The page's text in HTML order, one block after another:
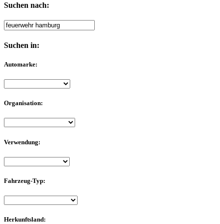
Suche
Suchen nach:
Suchen in:
Automarke:
Organisation:
Verwendung:
Fahrzeug-Typ:
Herkunftsland: